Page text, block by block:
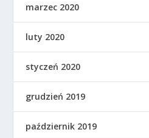
marzec 2020
luty 2020
styczeń 2020
grudzień 2019
październik 2019